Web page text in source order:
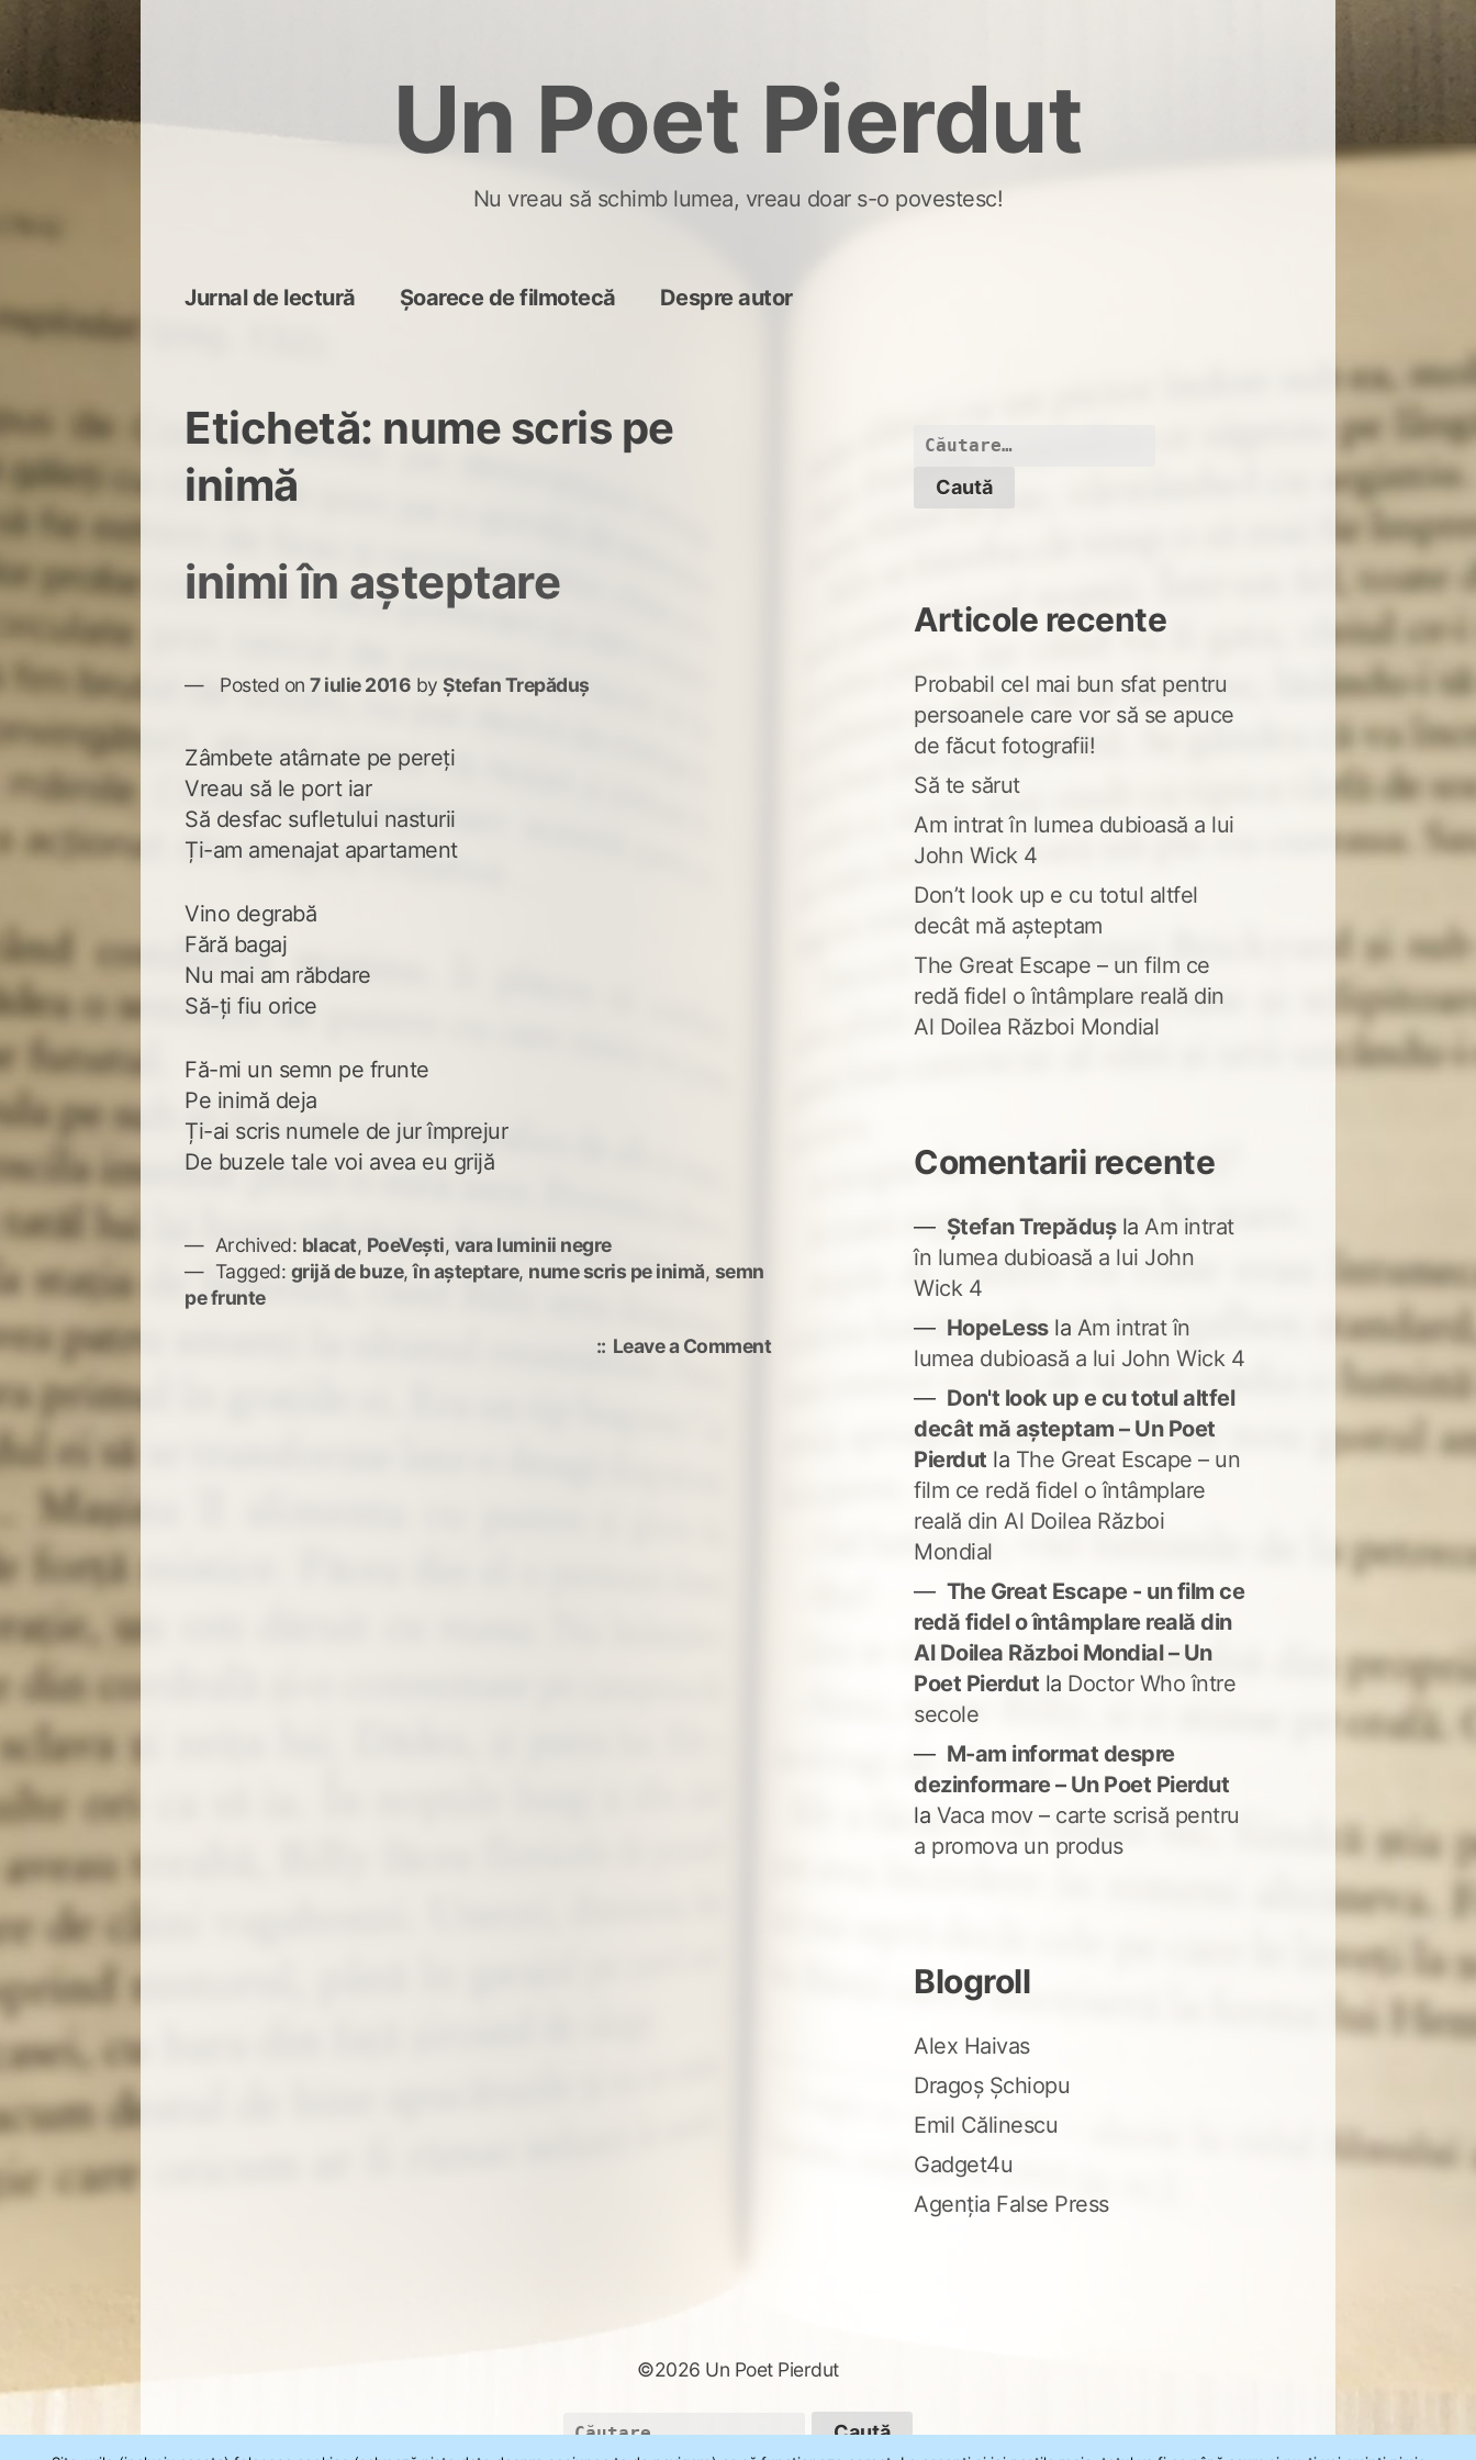
Un Poet Pierdut
Nu vreau să schimb lumea, vreau doar s-o povestesc!
Jurnal de lectură Șoarece de filmotecă Despre autor
Etichetă: nume scris pe
inimă
inimi în așteptare
Posted on7 iulie 2016 byȘtefan Trepăduș
Zâmbete atârnate pe pereți
Vreau să le port iar
Să desfac sufletului nasturii
Ți-am amenajat apartament
Vino degrabă
Fără bagaj
Nu mai am răbdare
Să-ți fiu orice
Fă-mi un semn pe frunte
Pe inimă deja
Ți-ai scris numele de jur împrejur
De buzele tale voi avea eu grijă
Archived: blacat, PoeVești, vara luminii negre
Tagged: grijă de buze,în așteptare, nume scris pe inimă, semn
pe frunte
Leave a Commenton
Caută
Articole recente
Probabil cel mai bun sfat pentru
persoanele care vor să se apuce
de făcut fotografii!
Să te sărut
Am intrat în lumea dubioasă a lui
John Wick 4
Don’t look up e cu totul altfel
decât mă așteptam
The Great Escape – un film ce
redă fidel o întâmplare reală din
Al Doilea Război Mondial
Comentarii recente
Ștefan Trepădușla Am intrat
în lumea dubioasă a lui John
Wick 4
HopeLessla Am intrat în
lumea dubioasă a lui John Wick 4
Don't look up e cu totul altfel
decât mă așteptam – Un Poet
Pierdut la The Great Escape – un
film ce redă fidel o întâmplare
reală din Al Doilea Război
Mondial
The Great Escape - un film ce
redă fidel o întâmplare reală din
Al Doilea Război Mondial – Un
Poet Pierdut la Doctor Who între
secole
M-am informat despre
dezinformare – Un Poet Pierdut
la Vaca mov – carte scrisă pentru
a promova un produs
Blogroll
Alex Haivas
Dragoș Șchiopu
Emil Călinescu
Gadget4u
Agenția False Press
©2026 Un Poet Pierdut
Caută